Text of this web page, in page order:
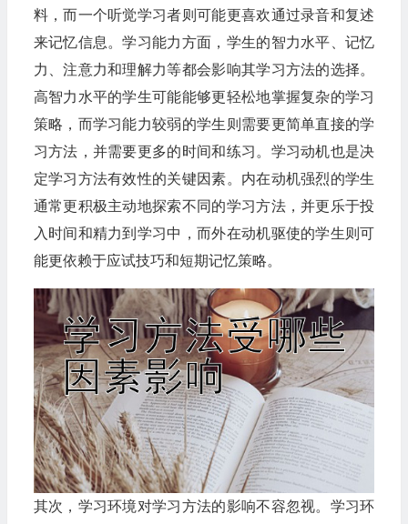
料，而一个听觉学习者则可能更喜欢通过录音和复述
来记忆信息。学习能力方面，学生的智力水平、记忆
力、注意力和理解力等都会影响其学习方法的选择。
高智力水平的学生可能能够更轻松地掌握复杂的学习
策略，而学习能力较弱的学生则需要更简单直接的学
习方法，并需要更多的时间和练习。学习动机也是决
定学习方法有效性的关键因素。内在动机强烈的学生
通常更积极主动地探索不同的学习方法，并更乐于投
入时间和精力到学习中，而外在动机驱使的学生则可
能更依赖于应试技巧和短期记忆策略。
其次，学习环境对学习方法的影响不容忽视。学习环